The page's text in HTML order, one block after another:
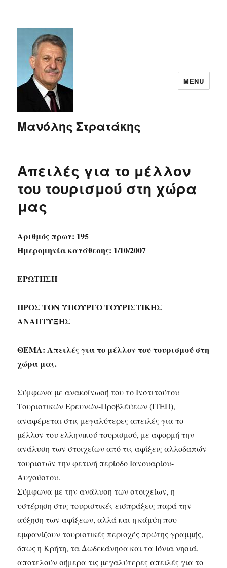
Μανόλης Στρατάκης
MENU
Απειλές για το μέλλον
του τουρισμού στη χώρα
μας
Αριθμός πρωτ: 195
Ημερομηνία κατάθεσης: 1/10/2007
ΕΡΩΤΗΣΗ
ΠΡΟΣ ΤOΝ ΥΠΟΥΡΓΟ ΤΟΥΡΙΣΤΙΚΗΣ
ΑΝΑΠΤΥΞΗΣ
ΘΕΜΑ: Απειλές για το μέλλον του τουρισμού στη
χώρα μας.
Σύμφωνα με ανακοίνωσή του το Ινστιτούτου
Τουριστικών Ερευνών-Προβλέψεων (ΙΤΕΠ),
αναφέρεται στις μεγαλύτερες απειλές για το
μέλλον του ελληνικού τουρισμού, με αφορμή την
ανάλυση των στοιχείων από τις αφίξεις αλλοδαπών
τουριστών την φετινή περίοδο Ιανουαρίου-
Αυγούστου.
Σύμφωνα με την ανάλυση των στοιχείων, η
υστέρηση στις τουριστικές εισπράξεις παρά την
αύξηση των αφίξεων, αλλά και η κάμψη που
εμφανίζουν τουριστικές περιοχές πρώτης γραμμής,
όπως η Κρήτη, τα Δωδεκάνησα και τα Ιόνια νησιά,
αποτελούν σήμερα τις μεγαλύτερες απειλές για το